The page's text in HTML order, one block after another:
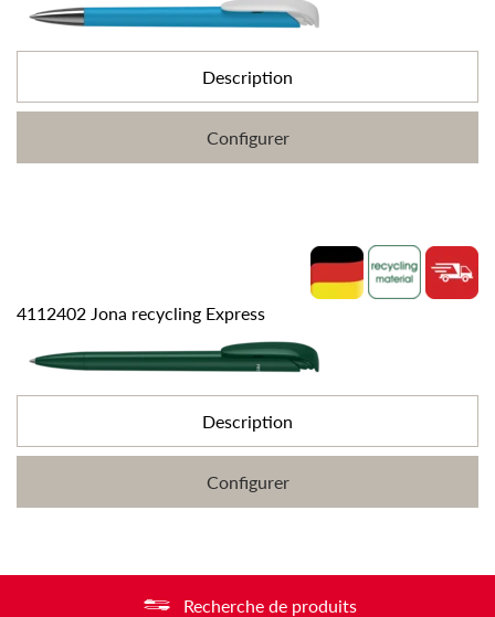
Description
Configurer
4112402 Jona recycling Express
Description
Configurer
Recherche de produits